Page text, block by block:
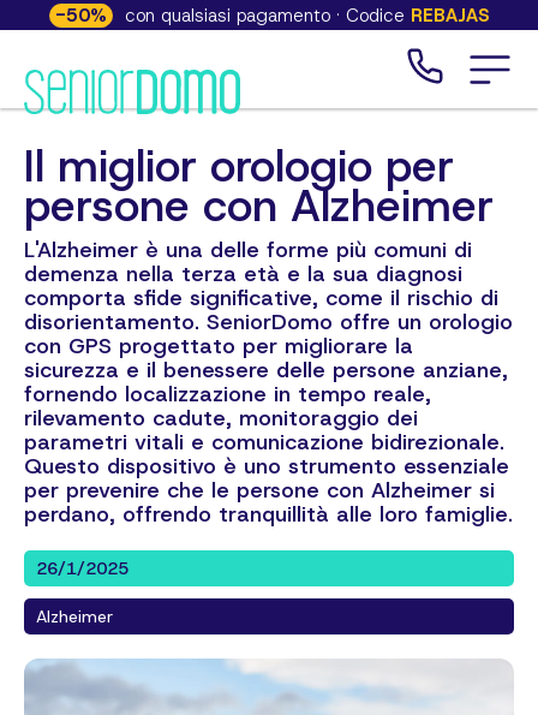
-50% con qualsiasi pagamento · Codice REBAJAS
Il miglior orologio per
persone con Alzheimer
L'Alzheimer è una delle forme più comuni di
demenza nella terza età e la sua diagnosi
comporta sfide significative, come il rischio di
disorientamento. SeniorDomo offre un orologio
con GPS progettato per migliorare la
sicurezza e il benessere delle persone anziane,
fornendo localizzazione in tempo reale,
rilevamento cadute, monitoraggio dei
parametri vitali e comunicazione bidirezionale.
Questo dispositivo è uno strumento essenziale
per prevenire che le persone con Alzheimer si
perdano, offrendo tranquillità alle loro famiglie.
26/1/2025
Alzheimer